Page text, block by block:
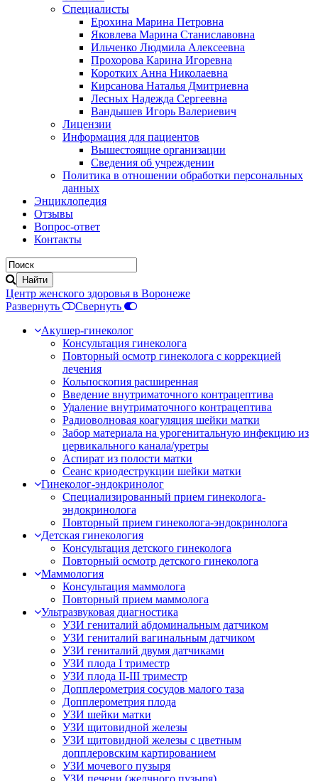
Специалисты
Ерохина Марина Петровна
Яковлева Марина Станиславовна
Ильченко Людмила Алексеевна
Прохорова Карина Игоревна
Коротких Анна Николаевна
Кирсанова Наталья Дмитриевна
Лесных Надежда Сергеевна
Вандышев Игорь Валериевич
Лицензии
Информация для пациентов
Вышестоящие организации
Сведения об учреждении
Политика в отношении обработки персональных
данных
Энциклопедия
Отзывы
Вопрос-ответ
Контакты
Центр женского здоровья в Воронеже
Развернуть
Свернуть
Акушер-гинеколог
Консультация гинеколога
Повторный осмотр гинеколога с коррекцией
лечения
Кольпоскопия расширенная
Введение внутриматочного контрацептива
Удаление внутриматочного контрацептива
Радиоволновая коагуляция шейки матки
Забор материала на урогенитальную инфекцию из
цервикального канала/уретры
Аспират из полости матки
Сеанс криодеструкции шейки матки
Гинеколог-эндокринолог
Специализированный прием гинеколога-
эндокринолога
Повторный прием гинеколога-эндокринолога
Детская гинекология
Консультация детского гинеколога
Повторный осмотр детского гинеколога
Маммология
Консультация маммолога
Повторный прием маммолога
Ультразвуковая диагностика
УЗИ гениталий абдоминальным датчиком
УЗИ гениталий вагинальным датчиком
УЗИ гениталий двумя датчиками
УЗИ плода I триместр
УЗИ плода II-III триместр
Допплерометрия сосудов малого таза
Допплерометрия плода
УЗИ шейки матки
УЗИ щитовидной железы
УЗИ щитовидной железы с цветным
допплеровским картированием
УЗИ мочевого пузыря
УЗИ печени (желчного пузыря)